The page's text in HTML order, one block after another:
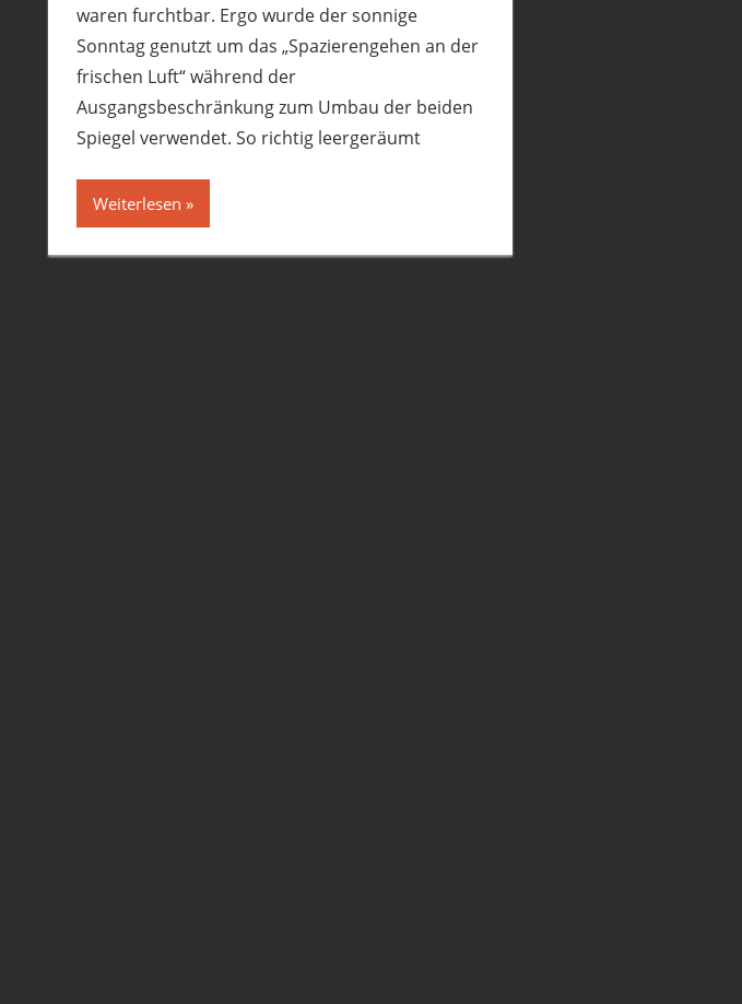
waren furchtbar. Ergo wurde der sonnige
Sonntag genutzt um das „Spazierengehen an der
frischen Luft“ während der
Ausgangsbeschränkung zum Umbau der beiden
Spiegel verwendet. So richtig leergeräumt
Weiterlesen